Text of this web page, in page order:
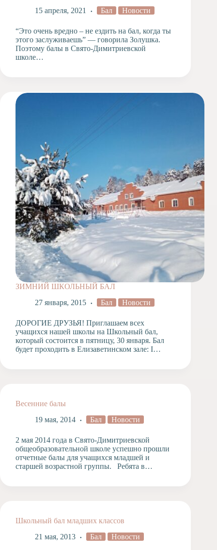
15 апреля, 2021
Бал Новости
“Это очень вредно – не ездить на бал, когда ты
этого заслуживаешь” — говорила Золушка.
Поэтому балы в Свято-Димитриевской
школе…
ЗИМНИЙ ШКОЛЬНЫЙ БАЛ
27 января, 2015
Бал Новости
ДОРОГИЕ ДРУЗЬЯ! Приглашаем всех
учащихся нашей школы на Школьный бал,
который состоится в пятницу, 30 января. Бал
будет проходить в Елизаветинском зале: I…
Весенние балы
19 мая, 2014
Бал Новости
2 мая 2014 года в Свято-Димитриевской
общеобразовательной школе успешно прошли
отчетные балы для учащихся младшей и
старшей возрастной группы. Ребята в…
Школьный бал младших классов
21 мая, 2013
Бал Новости